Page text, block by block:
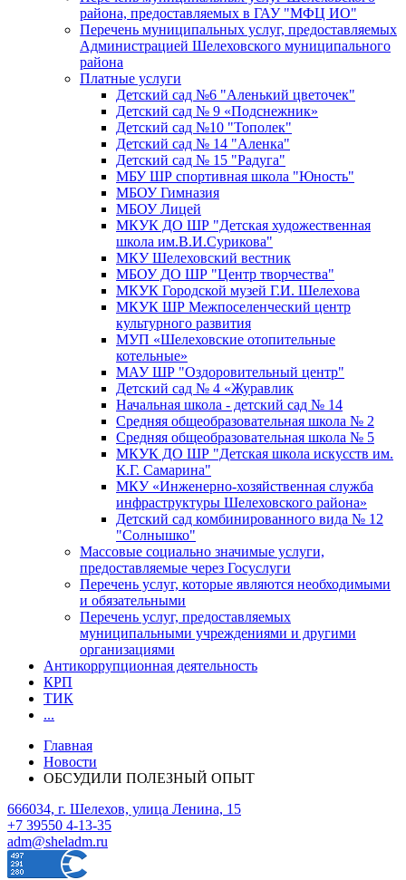
района, предоставляемых в ГАУ "МФЦ ИО"
Перечень муниципальных услуг, предоставляемых
Администрацией Шелеховского муниципального
района
Платные услуги
Детский сад №6 "Аленький цветочек"
Детский сад № 9 «Подснежник»
Детский сад №10 "Тополек"
Детский сад № 14 "Аленка"
Детский сад № 15 "Радуга"
МБУ ШР спортивная школа "Юность"
МБОУ Гимназия
МБОУ Лицей
МКУК ДО ШР "Детская художественная
школа им.В.И.Сурикова"
МКУ Шелеховский вестник
МБОУ ДО ШР "Центр творчества"
МКУК Городской музей Г.И. Шелехова
МКУК ШР Межпоселенческий центр
культурного развития
МУП «Шелеховские отопительные
котельные»
МАУ ШР "Оздоровительный центр"
Детский сад № 4 «Журавлик
Начальная школа - детский сад № 14
Средняя общеобразовательная школа № 2
Средняя общеобразовательная школа № 5
МКУК ДО ШР "Детская школа искусств им.
К.Г. Самарина"
МКУ «Инженерно-хозяйственная служба
инфраструктуры Шелеховского района»
Детский сад комбинированного вида № 12
"Солнышко"
Массовые социально значимые услуги,
предоставляемые через Госуслуги
Перечень услуг, которые являются необходимыми
и обязательными
Перечень услуг, предоставляемых
муниципальными учреждениями и другими
организациями
Антикоррупционная деятельность
КРП
ТИК
...
Главная
Новости
ОБСУДИЛИ ПОЛЕЗНЫЙ ОПЫТ
666034, г. Шелехов, улица Ленина, 15
+7 39550 4-13-35
adm@sheladm.ru